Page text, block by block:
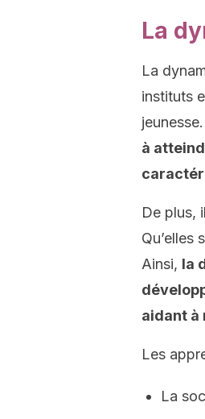
La
La
instituts
à
De plus,
Qu’elles
Ainsi, la
aidant à
Les
La